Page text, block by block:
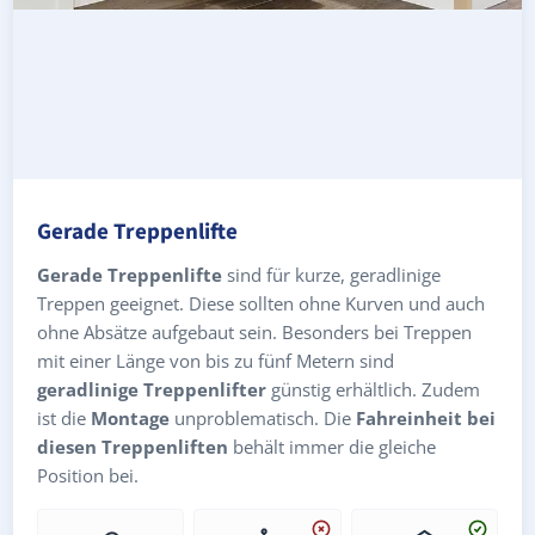
Gerade Treppenlifte
Gerade Treppenlifte sind für kurze, geradlinige
Treppen geeignet. Diese sollten ohne Kurven und auch
ohne Absätze aufgebaut sein. Besonders bei Treppen
mit einer Länge von bis zu fünf Metern sind
geradlinige Treppenlifter günstig erhältlich. Zudem
ist die Montage unproblematisch. Die Fahreinheit bei
diesen Treppenliften behält immer die gleiche
Position bei.